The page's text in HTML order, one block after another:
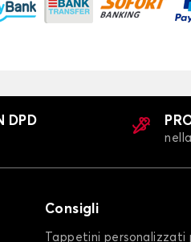
DPD
Consigli
Tappetini personalizzati